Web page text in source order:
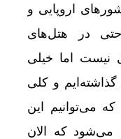
اروپایی و
حتی در هتل‌های
نیست اما خیلی
و کلی
می‌توانیم این
می‌شود که الان